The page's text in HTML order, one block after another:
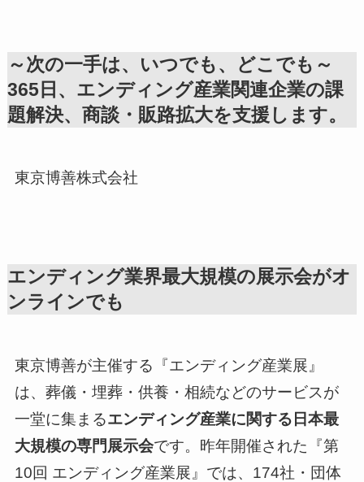
～次の一手は、いつでも、どこでも～
365日、エンディング産業関連企業の課
題解決、商談・販路拡大を支援します。
東京博善株式会社
エンディング業界最大規模の展示会がオ
ンラインでも
東京博善が主催する『エンディング産業展』
は、葬儀・埋葬・供養・相続などのサービスが
一堂に集まるエンディング産業に関する日本最
大規模の専門展示会です。昨年開催された『第
10回 エンディング産業展』では、174社・団体